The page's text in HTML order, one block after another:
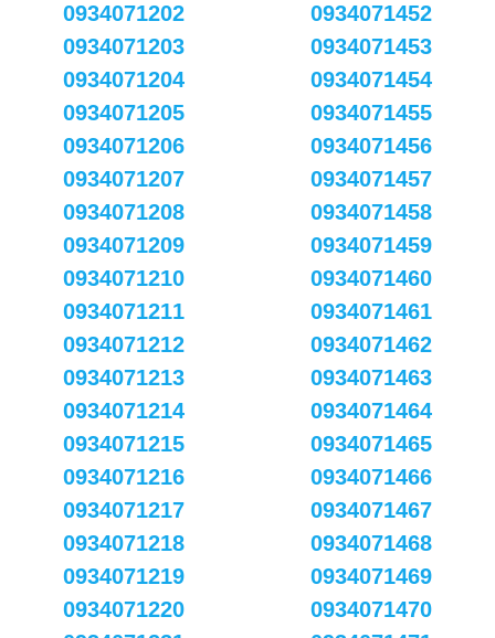
0934071202
0934071203
0934071204
0934071205
0934071206
0934071207
0934071208
0934071209
0934071210
0934071211
0934071212
0934071213
0934071214
0934071215
0934071216
0934071217
0934071218
0934071219
0934071220
0934071452
0934071453
0934071454
0934071455
0934071456
0934071457
0934071458
0934071459
0934071460
0934071461
0934071462
0934071463
0934071464
0934071465
0934071466
0934071467
0934071468
0934071469
0934071470